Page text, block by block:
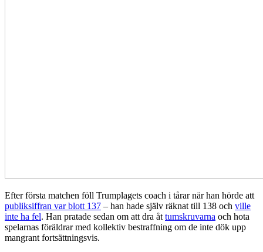
Efter första matchen föll Trumplagets coach i tårar när han hörde att
publiksiffran var blott 137 – han hade själv räknat till 138 och ville
inte ha fel. Han pratade sedan om att dra åt tumskruvarna och hota
spelarnas föräldrar med kollektiv bestraffning om de inte dök upp
mangrant fortsättningsvis.